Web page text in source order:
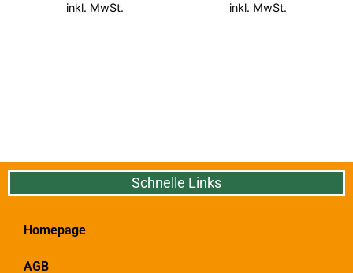
inkl. MwSt. inkl. MwSt.
Schnelle Links
Homepage
AGB